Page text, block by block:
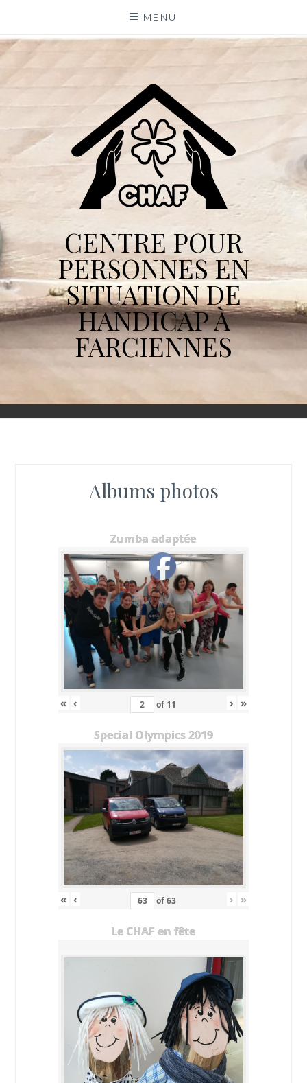
content
MENU
CENTRE POUR
PERSONNES EN
SITUATION DE
HANDICAP À
FARCIENNES
Albums photos
Zumba adaptée
« ‹ of 11 › »
Special Olympics 2019
« ‹ of63 › »
Le CHAF en fête